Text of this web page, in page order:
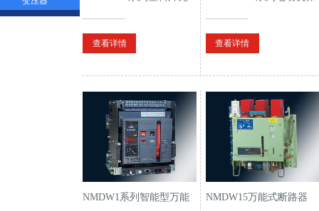
式漏电断路器
查看详情
护断路器
查看详情
NMDW1系列智能型万能
NMDW15万能式断路器